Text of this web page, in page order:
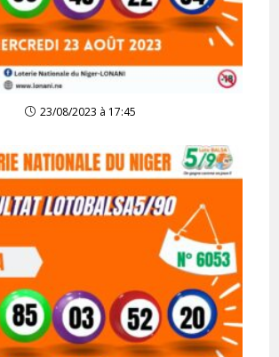
23/08/2023 à 17:45